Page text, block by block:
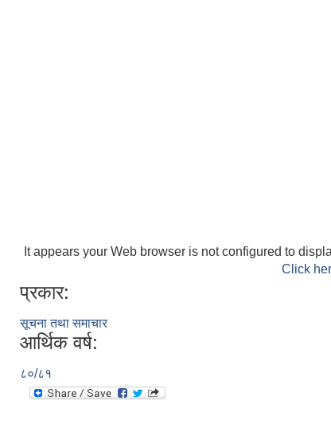
It appears your Web browser is not configured to
Click
प्रकार:
सूचना तथा समाचार
आर्थिक वर्ष:
८०/८१